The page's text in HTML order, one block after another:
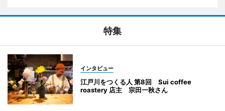
特集
インタビュー
江戸川をつくる人 第8回 Sui coffee
roastery 店主 宗田一秋さん